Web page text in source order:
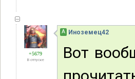
+5679
В отпуске
А Иноземец42
Вот